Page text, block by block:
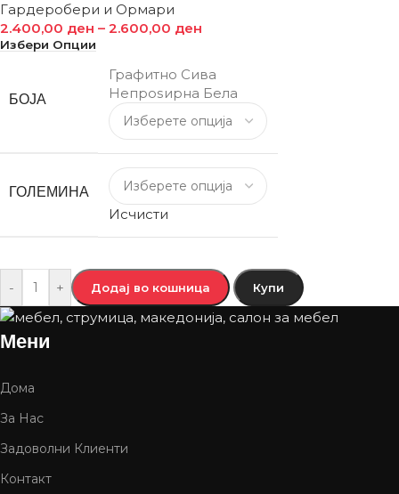
Гардеробери и Ормари
2.400,00 ден – 2.600,00 ден
Избери Опции
БОЈА
Графитно Сива
Непроѕирна Бела
ГОЛЕМИНА
Исчисти
- + Додај во кошница Купи
Мени
Дома
За Нас
Задоволни Клиенти
Контакт